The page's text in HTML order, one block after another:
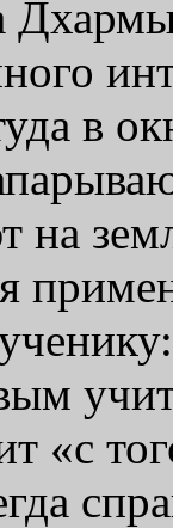
в
на
«с